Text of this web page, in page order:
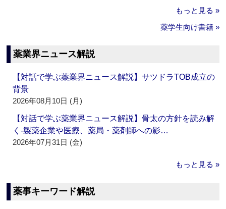
もっと見る »
薬学生向け書籍 »
薬業界ニュース解説
【対話で学ぶ薬業界ニュース解説】サツドラTOB成立の
背景
2026年08月10日 (月)
【対話で学ぶ薬業界ニュース解説】骨太の方針を読み解
く‐製薬企業や医療、薬局・薬剤師への影…
2026年07月31日 (金)
もっと見る »
薬事キーワード解説